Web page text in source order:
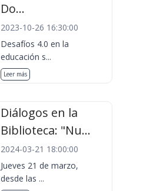
Do...
2023-10-26 16:30:00
Desafíos 4.0 en la
educación s...
Leer más
Diálogos en la
Biblioteca: "Nu...
2024-03-21 18:00:00
Jueves 21 de marzo,
desde las ...